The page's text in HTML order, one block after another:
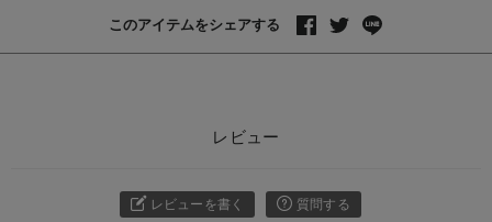
このアイテムをシェアする
レビュー
レビューを書く 質問する